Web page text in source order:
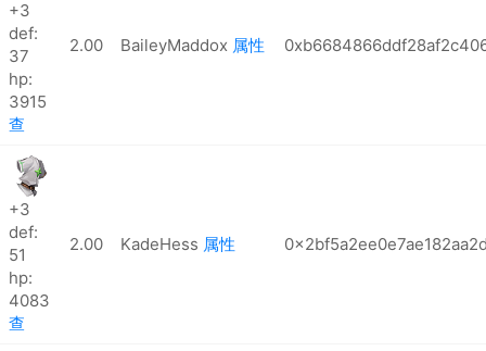
+3
def:
37
hp:
3915
查
2.00 BaileyMaddox 属性
+3
def:
51
hp:
4083
查
2.00 KadeHess 属性